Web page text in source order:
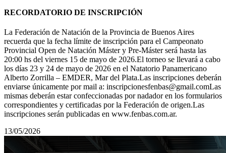
RECORDATORIO DE INSCRIPCIÓN
La Federación de Natación de la Provincia de Buenos Aires
recuerda que la fecha límite de inscripción para el Campeonato
Provincial Open de Natación Máster y Pre-Máster será hasta las
20:00 hs del viernes 15 de mayo de 2026.El torneo se llevará a cabo
los días 23 y 24 de mayo de 2026 en el Natatorio Panamericano
Alberto Zorrilla – EMDER, Mar del Plata.Las inscripciones deberán
enviarse únicamente por mail a: inscripcionesfenbas@gmail.comLas
mismas deberán estar confeccionadas por nadador en los formularios
correspondientes y certificadas por la Federación de origen.Las
inscripciones serán publicadas en www.fenbas.com.ar.
13/05/2026